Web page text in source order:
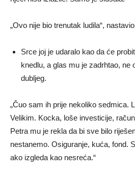
„Ovo nije bio trenutak ludila“,
Srce joj je udaralo kao da će
knedlu, a glas mu je zadrhtao, ne
dubljeg.
„Čuo sam ih prije nekoliko sedmica.
Velikim. Kocka, loše investicije,
Petra mu je rekla da bi sve bilo
nestanemo. Osiguranje, kuća, fond.
ako izgleda kao nesreća.“